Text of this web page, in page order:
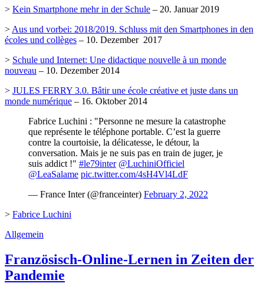
> Kein Smartphone mehr in der Schule – 20. Januar 2019
> Aus und vorbei: 2018/2019. Schluss mit den Smartphones in den
écoles und collèges – 10. Dezember 2017
> Schule und Internet: Une didactique nouvelle à un monde
nouveau – 10. Dezember 2014
> JULES FERRY 3.0. Bâtir une école créative et juste dans un
monde numérique – 16. Oktober 2014
Fabrice Luchini : "Personne ne mesure la catastrophe
que représente le téléphone portable. C’est la guerre
contre la courtoisie, la délicatesse, le détour, la
conversation. Mais je ne suis pas en train de juger, je
suis addict !" #le79inter @LuchiniOfficiel
@LeaSalame pic.twitter.com/4sH4Vl4LdF
— France Inter (@franceinter) February 2, 2022
> Fabrice Luchini
Allgemein
Französisch-Online-Lernen in Zeiten der
Pandemie